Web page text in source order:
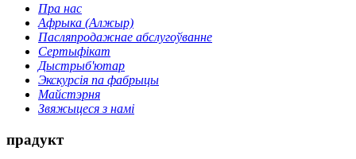
Пра нас
Афрыка (Алжыр)
Пасляпродажнае абслугоўванне
Сертыфікат
Дыстрыб'ютар
Экскурсія па фабрыцы
Майстэрня
Звяжыцеся з намі
прадукт